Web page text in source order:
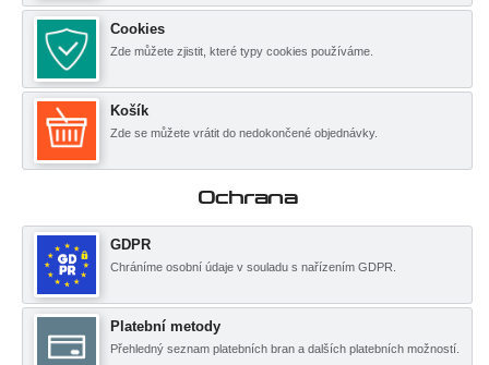
Cookies
Zde můžete zjistit, které typy cookies používáme.
Košík
Zde se můžete vrátit do nedokončené objednávky.
Ochrana
GDPR
Chráníme osobní údaje v souladu s nařízením GDPR.
Platební metody
Přehledný seznam platebních bran a dalších platebních možností.